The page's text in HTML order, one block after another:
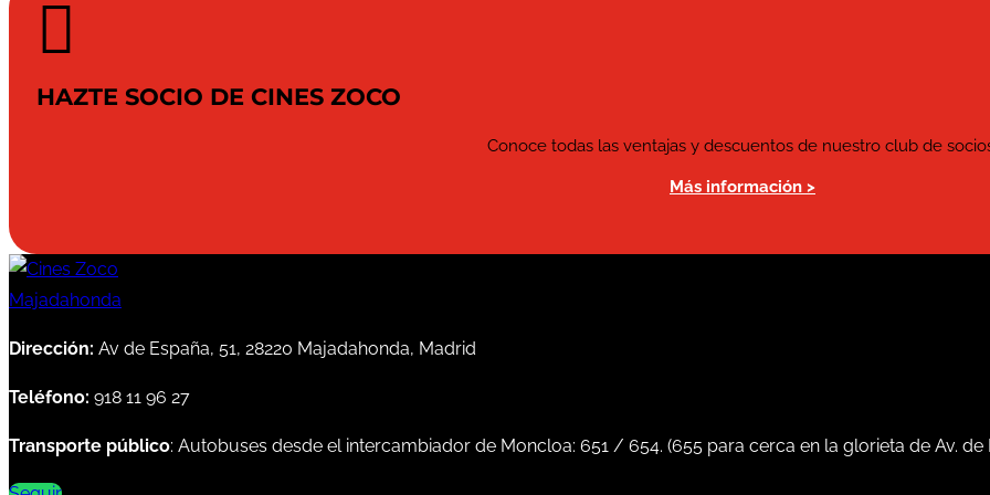

HAZTE SOCIO DE CINES ZOCO
Conoce todas las ventajas y descuentos de nuestro club de
Más información >
Dirección: Av de España, 51, 28220 Majadahonda, Madrid
Teléfono: 918 11 96 27
Transporte público: Autobuses desde el intercambiador de Moncloa: 651 / 654. (655 para cerca en la glorieta de Av. de